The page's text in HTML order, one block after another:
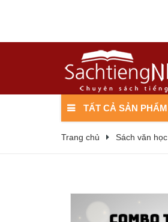
TẤT CẢ SẢN PHẨM
Trang chủ Sách văn học